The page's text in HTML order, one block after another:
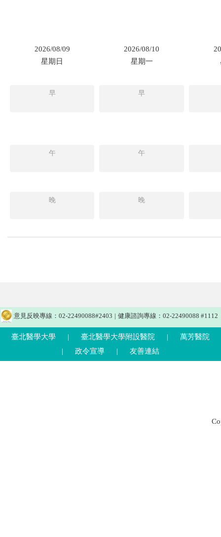
2026/08/09
星期日
2026/08/10
星期一
早 早
午 午
晚 晚
意見反映專線：02-22490088#2403 | 健康諮詢專線：02-22490088 #1112
臺北醫學大學 | 臺北醫學大學附設醫院 |
萬芳醫院
|
政令宣導 | 友善連結